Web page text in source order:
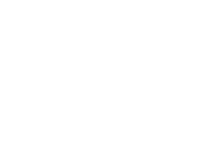
Сотрудник нашей компании